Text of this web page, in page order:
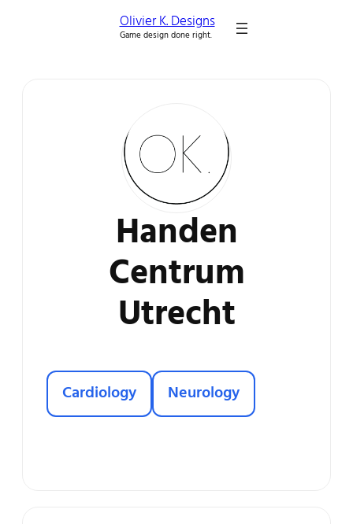
Olivier K. Designs
Game design done right.
Handen
Centrum
Utrecht
Cardiology Neurology